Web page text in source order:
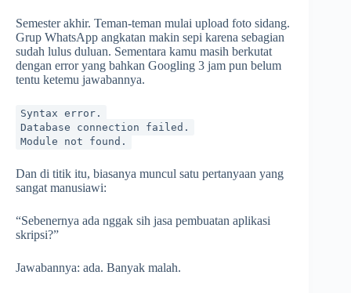
Semester akhir. Teman-teman mulai upload foto sidang.
Grup WhatsApp angkatan makin sepi karena sebagian
sudah lulus duluan. Sementara kamu masih berkutat
dengan error yang bahkan Googling 3 jam pun belum
tentu ketemu jawabannya.
Syntax error.
Database connection failed.
Module not found.
Dan di titik itu, biasanya muncul satu pertanyaan yang
sangat manusiawi:
“Sebenernya ada nggak sih jasa pembuatan aplikasi
skripsi?”
Jawabannya: ada. Banyak malah.